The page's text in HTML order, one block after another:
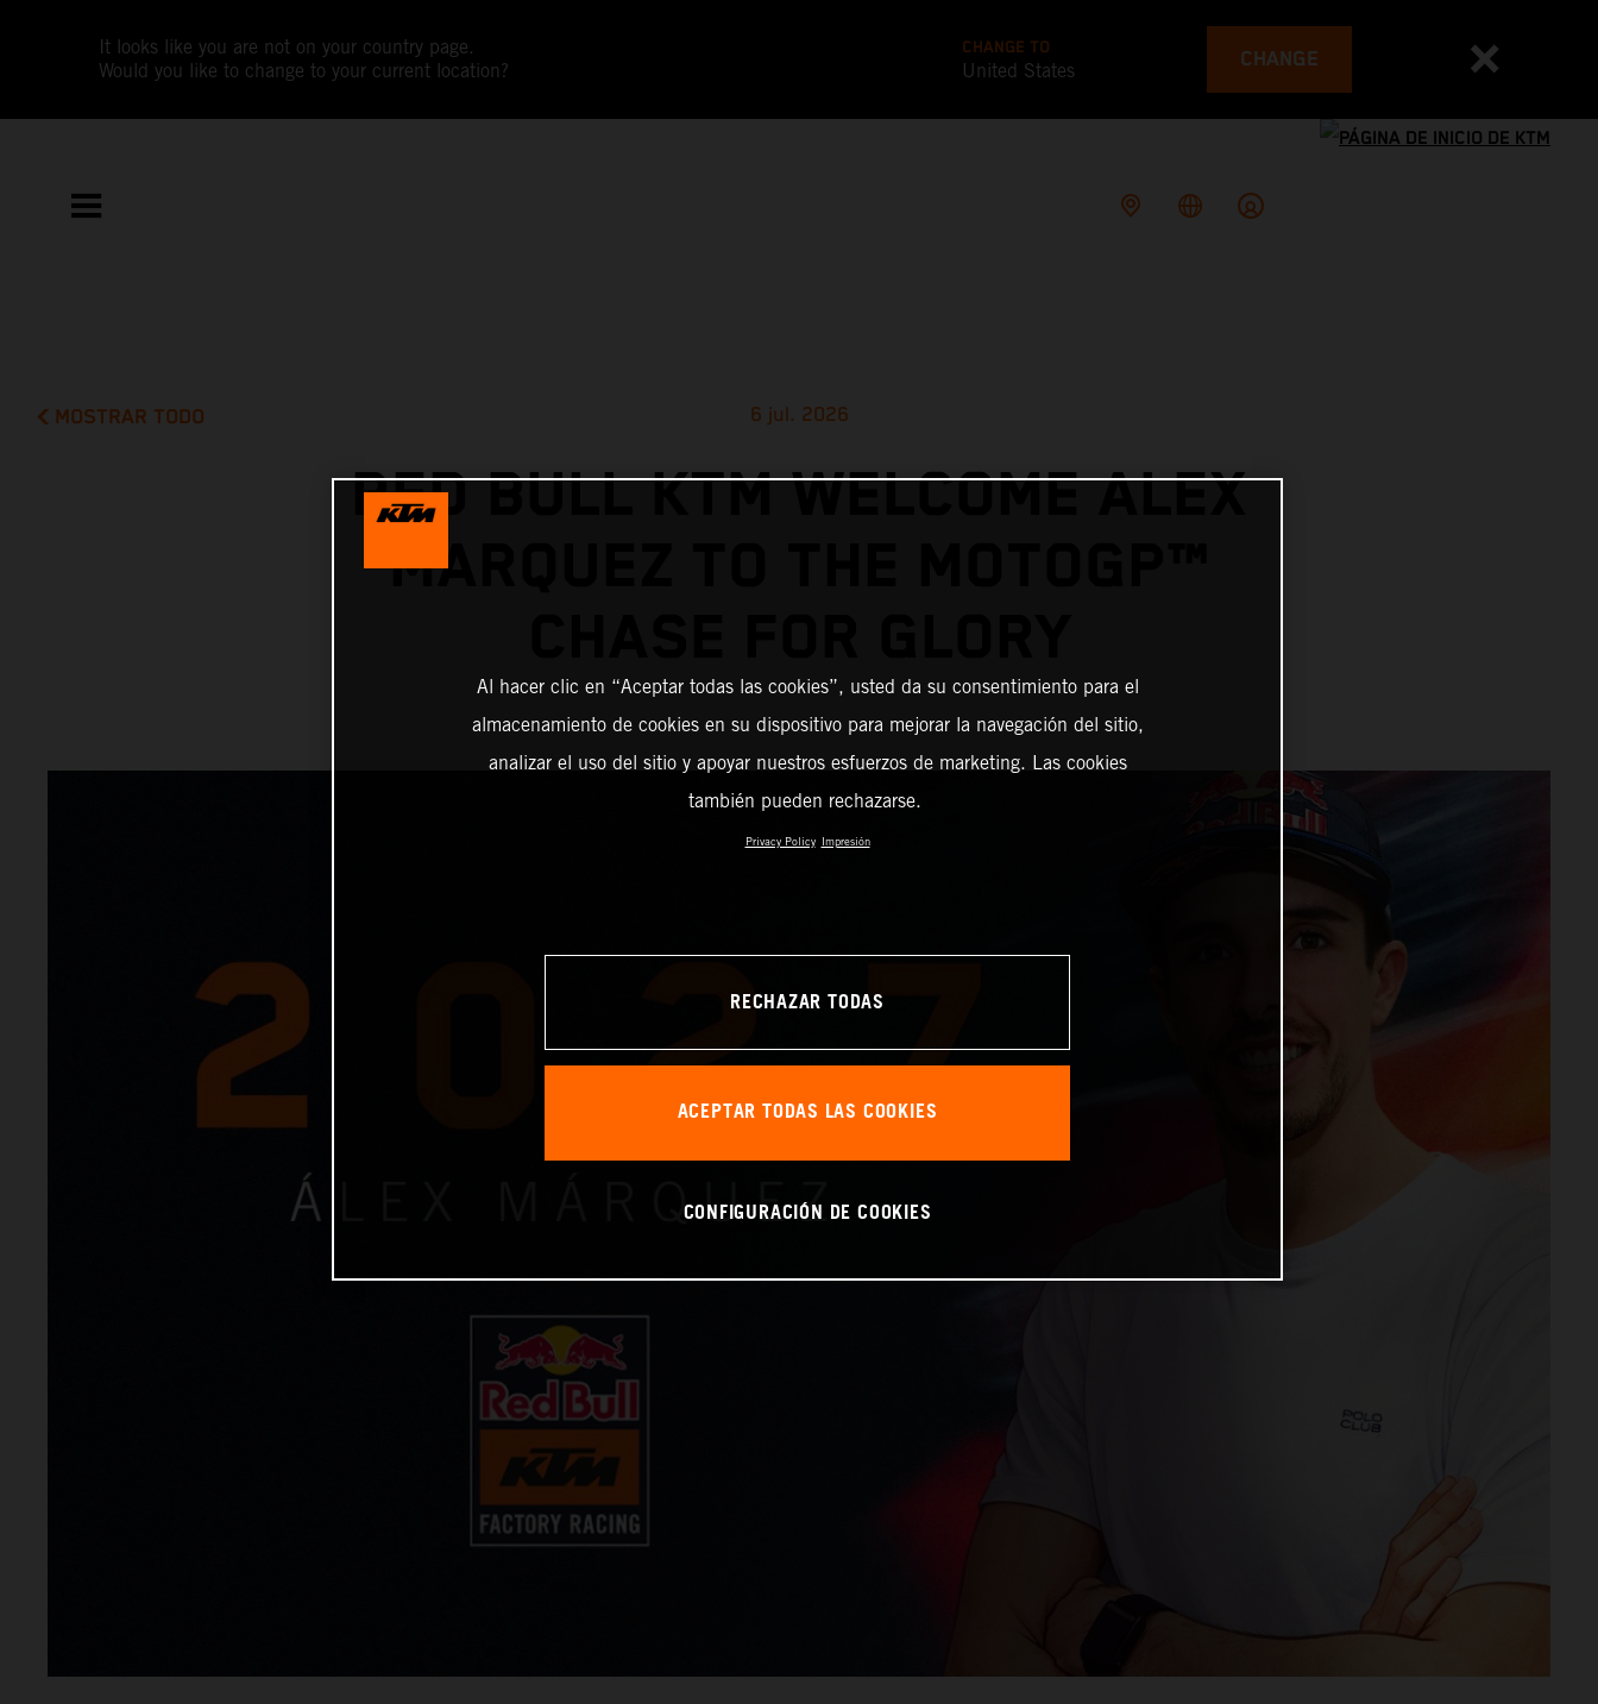
It looks like you are not on your country page.
Would you like to change to your current location?
CHANGE TO
United States CHANGE
MOSTRAR TODO 6 jul. 2026
RED BULL KTM WELCOME ALEX
MARQUEZ TO THE MOTOGP™
Al hacer clic en “Aceptar todas las cookies”, usted da su consentimiento para el
almacenamiento de cookies en su dispositivo para mejorar la navegación del sitio,
analizar el uso del sitio y apoyar nuestros esfuerzos de marketing. Las cookies
también pueden rechazarse.
Privacy Policy Impresión
RECHAZAR TODAS
ACEPTAR TODAS LAS COOKIES
CONFIGURACIÓN DE COOKIES